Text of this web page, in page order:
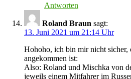
Antworten
Roland Braun sagt:
13. Juni 2021 um 21:14 Uhr
Hohoho, ich bin mir nicht
angekommen ist:
Also: Roland und Mischka von
jeweils einem Mitfahrer im